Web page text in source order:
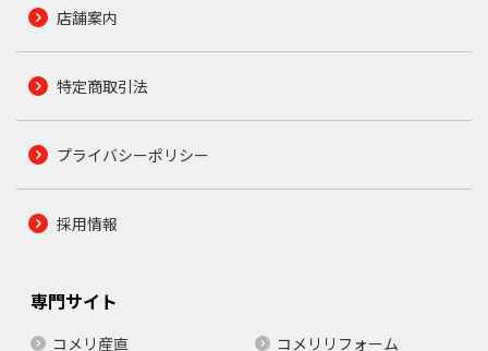
店舗案内
特定商取引法
プライバシーポリシー
採用情報
専門サイト
コメリ産直
コメリリフォーム